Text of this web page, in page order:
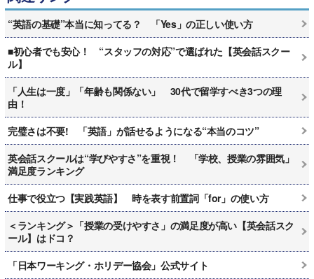
“英語の基礎”本当に知ってる？ 「Yes」の正しい使い方
■初心者でも安心！ “スタッフの対応”で選ばれた【英会話スクー
ル】
「人生は一度」「年齢も関係ない」 30代で留学すべき3つの理
由！
完璧さは不要! 「英語」が話せるようになる“本当のコツ”
英会話スクールは“学びやすさ”を重視！ 「学校、授業の雰囲気」
満足度ランキング
仕事で役立つ【実践英語】 時を表す前置詞「for」の使い方
＜ランキング＞「授業の受けやすさ」の満足度が高い【英会話スク
ール】はドコ？
「日本ワーキング・ホリデー協会」公式サイト